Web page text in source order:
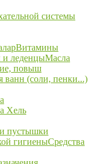
системы
Витамины
леденцыМасла
повыш
ванн (соли, пенки...)
Хель
пустышки
гигиеныСредства